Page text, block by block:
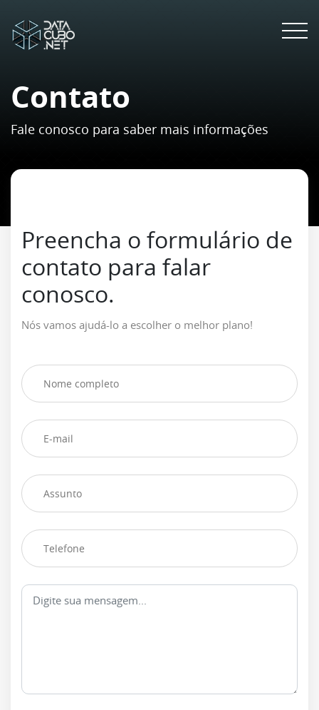
Contato
Fale conosco para saber mais informações
Preencha o formulário de
contato para falar
conosco.
Nós vamos ajudá-lo a escolher o melhor plano!